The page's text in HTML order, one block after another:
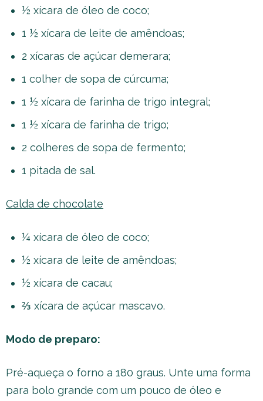
½ xícara de óleo de coco;
1 ½ xícara de leite de amêndoas;
2 xícaras de açúcar demerara;
1 colher de sopa de cúrcuma;
1 ½ xícara de farinha de trigo integral;
1 ½ xícara de farinha de trigo;
2 colheres de sopa de fermento;
1 pitada de sal.
Calda de chocolate
¼ xícara de óleo de coco;
½ xícara de leite de amêndoas;
½ xícara de cacau;
⅔ xícara de açúcar mascavo.
Modo de preparo:
Pré-aqueça o forno a 180 graus. Unte uma forma
para bolo grande com um pouco de óleo e